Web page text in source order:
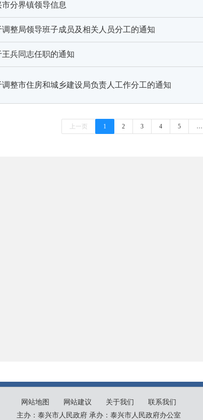
市分界镇领导信息
调整局领导班子成员及相关人员分工的通知
王兵同志任职的通知
调整市住房和城乡建设局负责人工作分工的通知
上一页 1 2 3 4 5 …
网站地图 网站建议 关于我们
联系我们
主办：泰兴市人民政府 承办：泰兴市人民政府办公室